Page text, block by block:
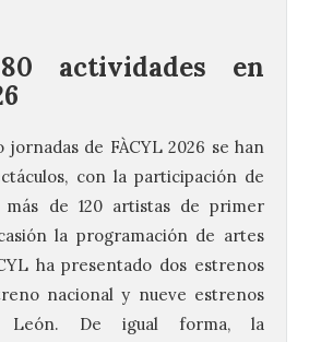
actividades en
jornadas de FÀCYL 2026 se han
con la participación de
de 120 artistas de primer
la programación de artes
ha presentado dos estrenos
nacional y nueve estrenos
De igual forma, la